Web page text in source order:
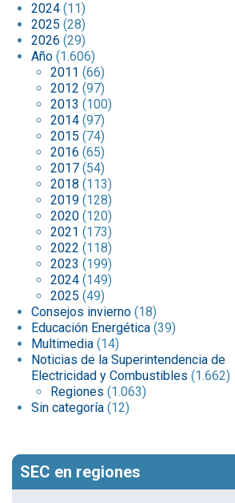
2024 (11)
2025 (28)
2026 (29)
Año (1.606)
2011 (66)
2012 (97)
2013 (100)
2014 (97)
2015 (74)
2016 (65)
2017 (54)
2018 (113)
2019 (128)
2020 (120)
2021 (173)
2022 (118)
2023 (199)
2024 (149)
2025 (49)
Consejos invierno (18)
Educación Energética (39)
Multimedia (14)
Noticias de la Superintendencia de
Electricidad y Combustibles (1.662)
Regiones (1.063)
Sin categoría (12)
SEC en regiones